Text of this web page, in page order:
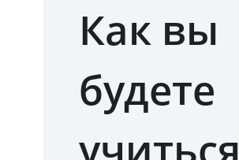
Как вы
будете
учиться